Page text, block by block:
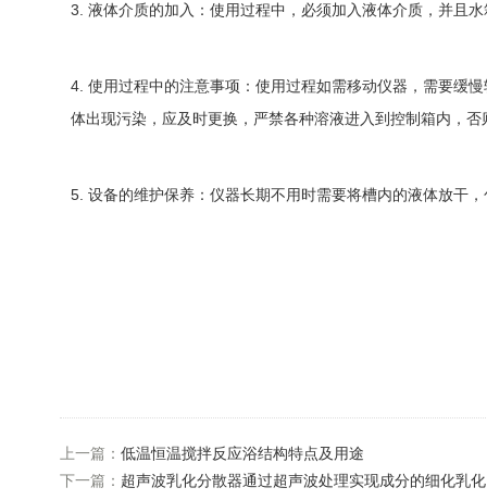
3. 液体介质的加入：使用过程中，必须加入液体介质，并且
4. 使用过程中的注意事项：使用过程如需移动仪器，需要缓
体出现污染，应及时更换，严禁各种溶液进入到控制箱内，
5. 设备的维护保养：仪器长期不用时需要将槽内的液体放干
上一篇： 低温恒温搅拌反应浴结构特点及用途
下一篇： 超声波乳化分散器通过超声波处理实现成分的细化乳化